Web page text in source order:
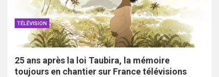
TÉLÉVISION
25 ans après la loi Taubira, la mémoire
toujours en chantier sur France télévisions